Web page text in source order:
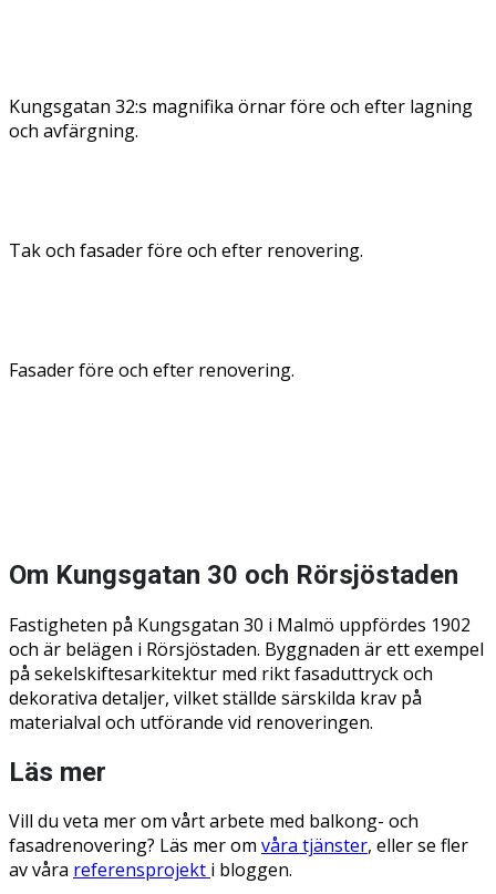
Kungsgatan 32:s magnifika örnar före och efter lagning
och avfärgning.
Tak och fasader före och efter renovering.
Fasader före och efter renovering.
Om Kungsgatan 30 och Rörsjöstaden
Fastigheten på Kungsgatan 30 i Malmö uppfördes 1902
och är belägen i Rörsjöstaden. Byggnaden är ett exempel
på sekelskiftesarkitektur med rikt fasaduttryck och
dekorativa detaljer, vilket ställde särskilda krav på
materialval och utförande vid renoveringen.
Läs mer
Vill du veta mer om vårt arbete med balkong- och
fasadrenovering? Läs mer om våra tjänster, eller se fler
av våra referensprojekt i bloggen.